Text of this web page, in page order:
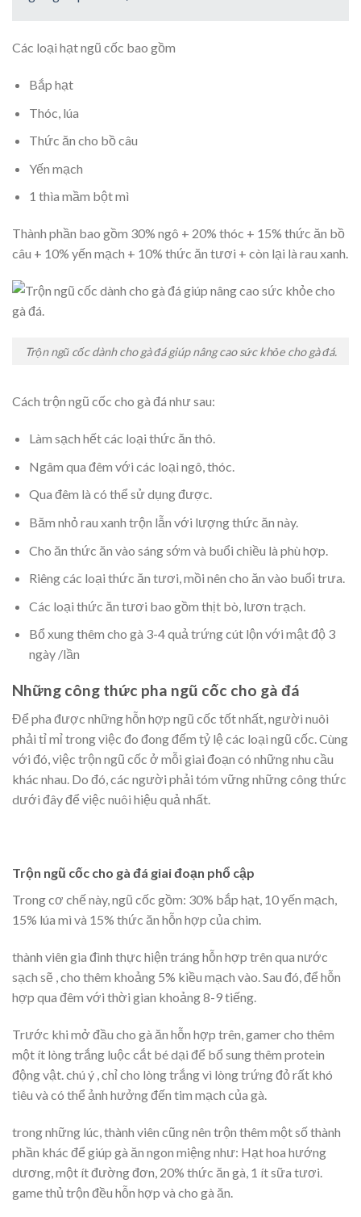
Các loại hạt ngũ cốc bao gồm
Bắp hạt
Thóc, lúa
Thức ăn cho bồ câu
Yến mạch
1 thìa mầm bột mì
Thành phần bao gồm 30% ngô + 20% thóc + 15% thức ăn bồ
câu + 10% yến mạch + 10% thức ăn tươi + còn lại là rau xanh.
Trộn ngũ cốc dành cho gà đá giúp nâng cao sức khỏe cho gà đá.
Cách trộn ngũ cốc cho gà đá như sau:
Làm sạch hết các loại thức ăn thô.
Ngâm qua đêm với các loại ngô, thóc.
Qua đêm là có thể sử dụng được.
Băm nhỏ rau xanh trộn lẫn với lượng thức ăn này.
Cho ăn thức ăn vào sáng sớm và buổi chiều là phù hợp.
Riêng các loại thức ăn tươi, mồi nên cho ăn vào buổi trưa.
Các loại thức ăn tươi bao gồm thịt bò, lươn trạch.
Bổ xung thêm cho gà 3-4 quả trứng cút lộn với mật độ 3
ngày /lần
Những công thức pha ngũ cốc cho gà đá
Để pha được những hỗn hợp ngũ cốc tốt nhất, người nuôi
phải tỉ mỉ trong việc đo đong đếm tỷ lệ các loại ngũ cốc. Cùng
với đó, việc trộn ngũ cốc ở mỗi giai đoạn có những nhu cầu
khác nhau. Do đó, các người phải tóm vững những công thức
dưới đây để việc nuôi hiệu quả nhất.
Trộn ngũ cốc cho gà đá giai đoạn phổ cập
Trong cơ chế này, ngũ cốc gồm: 30% bắp hạt, 10 yến mạch,
15% lúa mì và 15% thức ăn hỗn hợp của chim.
thành viên gia đình thực hiện tráng hỗn hợp trên qua nước
sạch sẽ , cho thêm khoảng 5% kiều mạch vào. Sau đó, để hỗn
hợp qua đêm với thời gian khoảng 8-9 tiếng.
Trước khi mở đầu cho gà ăn hỗn hợp trên, gamer cho thêm
một ít lòng trắng luộc cắt bé dại để bổ sung thêm protein
động vật. chú ý , chỉ cho lòng trắng vì lòng trứng đỏ rất khó
tiêu và có thể ảnh hưởng đến tim mạch của gà.
trong những lúc, thành viên cũng nên trộn thêm một số thành
phần khác để giúp gà ăn ngon miệng như: Hạt hoa hướng
dương, một ít đường đơn, 20% thức ăn gà, 1 ít sữa tươi.
game thủ trộn đều hỗn hợp và cho gà ăn.